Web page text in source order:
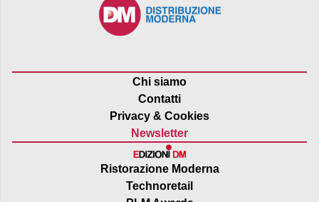
Chi siamo
Contatti
Privacy & Cookies
Newsletter
Ristorazione Moderna
Technoretail